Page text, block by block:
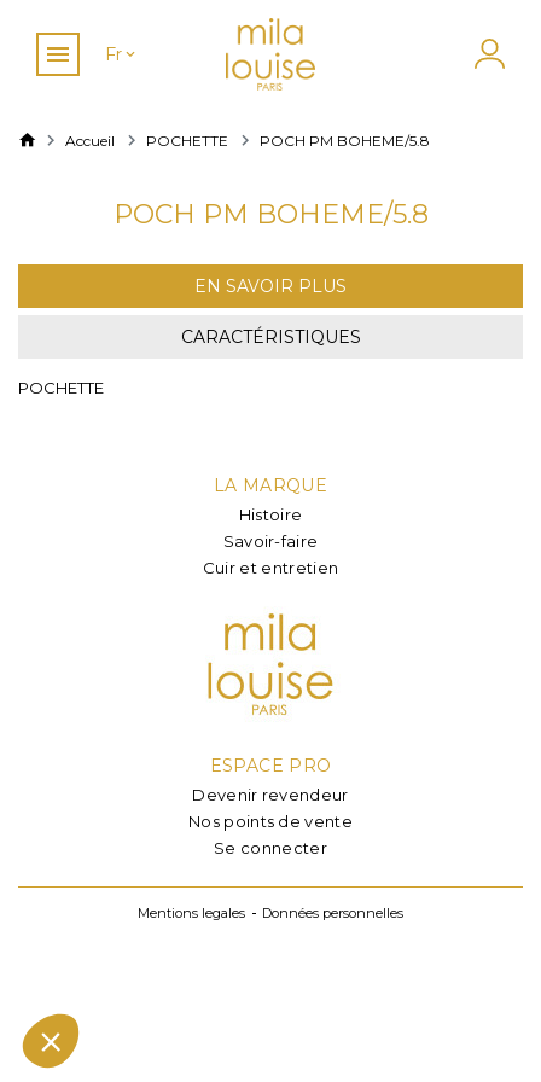
Fr
Accueil POCHETTE POCH PM BOHEME/5.8
POCH PM BOHEME/5.8
EN SAVOIR PLUS
CARACTÉRISTIQUES
POCHETTE
LA MARQUE
Histoire
Savoir-faire
Cuir et entretien
ESPACE PRO
Devenir revendeur
Nos points de vente
Se connecter
Mentions legales Données personnelles